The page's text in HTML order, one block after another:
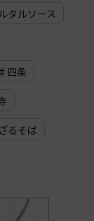
タルソース
# 四条
るそば